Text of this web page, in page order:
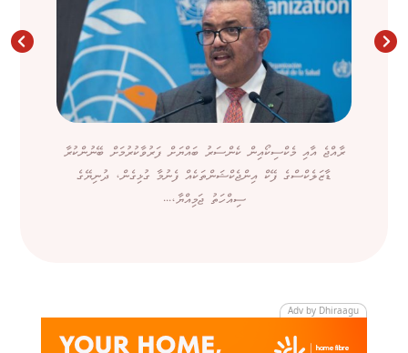
ރާއްޖެ އާއި މެކްސިކޯއިން ކެންސަރު ބައްޔަށް ފަރުވާކުރުމަށް ބޭނުންކުރާ
ޑާޒަލެކްސްގެ ފޭކް އިންޖެކްޝަންތަކެއް ފެނުމާ ގުޅިގެން، ދުނިޔޭގެ
ސިއްހަތު ޖަމިއްޔާ،...
Adv by Dhiraagu